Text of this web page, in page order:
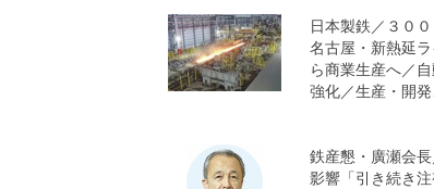
日本製鉄／３０
名古屋・新熱延
ら商業生産へ／
強化／生産・開
鉄産懇・廣瀬会
影響「引き続き注